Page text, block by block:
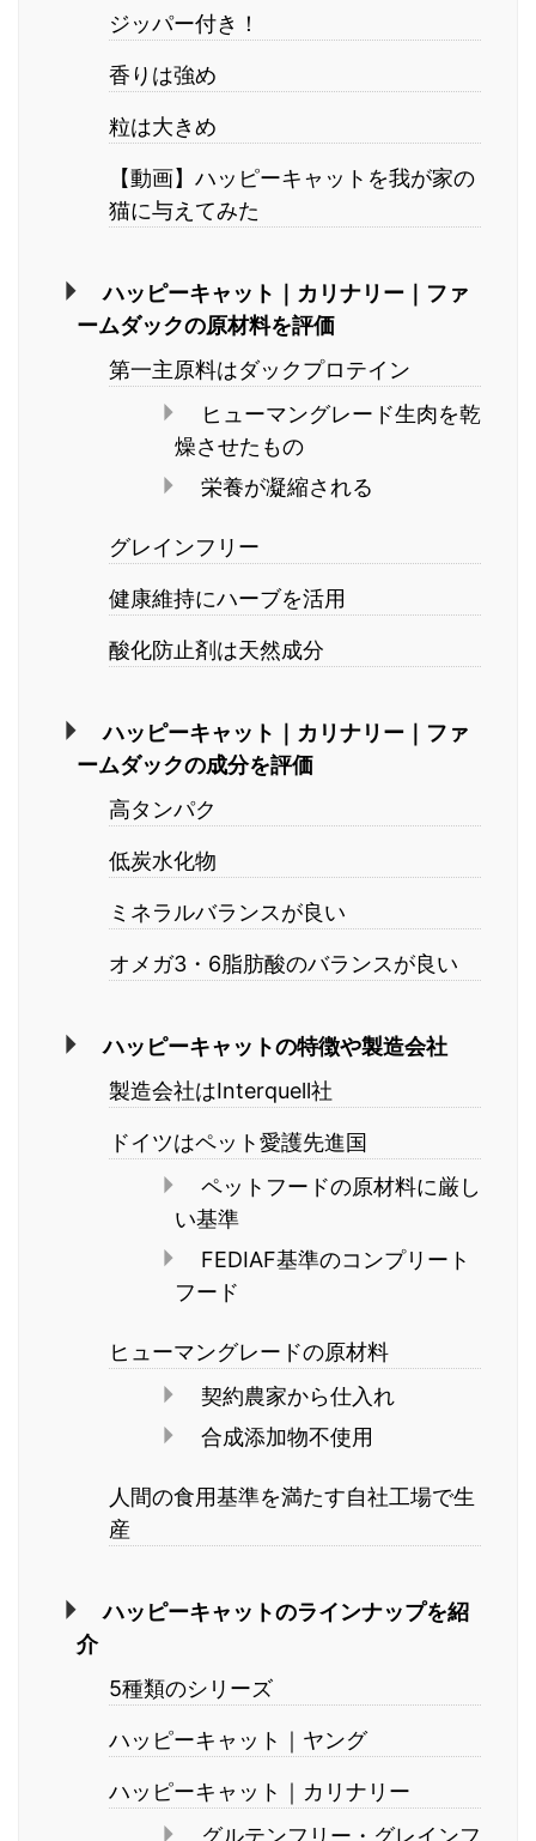
ジッパー付き！
香りは強め
粒は大きめ
【動画】ハッピーキャットを我が家の
猫に与えてみた
ハッピーキャット｜カリナリー｜ファ
ームダックの原材料を評価
第一主原料はダックプロテイン
ヒューマングレード生肉を乾
燥させたもの
栄養が凝縮される
グレインフリー
健康維持にハーブを活用
酸化防止剤は天然成分
ハッピーキャット｜カリナリー｜ファ
ームダックの成分を評価
高タンパク
低炭水化物
ミネラルバランスが良い
オメガ3・6脂肪酸のバランスが良い
ハッピーキャットの特徴や製造会社
製造会社はInterquell社
ドイツはペット愛護先進国
ペットフードの原材料に厳し
い基準
FEDIAF基準のコンプリート
フード
ヒューマングレードの原材料
契約農家から仕入れ
合成添加物不使用
人間の食用基準を満たす自社工場で生
産
ハッピーキャットのラインナップを紹
介
5種類のシリーズ
ハッピーキャット｜ヤング
ハッピーキャット｜カリナリー
グルテンフリー・グレインフ